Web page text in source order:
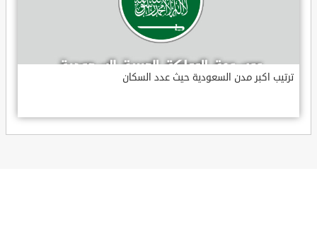
ترتيب اكبر مدن السعودية حيث عدد السكان